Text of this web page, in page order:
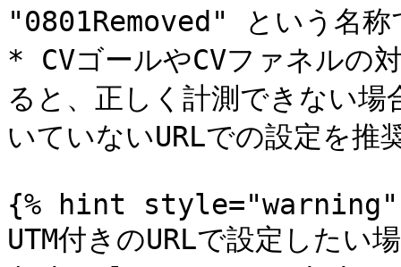
"0801Removed" という名称
* CVゴールやCVファネルの
ると、正しく計測できない場
いていないURLでの設定を推
{% hint style="warning"
UTM付きのURLで設定した